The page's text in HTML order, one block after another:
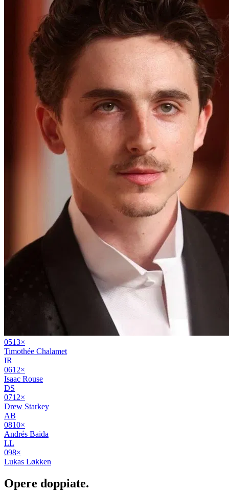
0513×
Timothée Chalamet
IR
0612×
Isaac Rouse
DS
0712×
Drew Starkey
AB
0810×
Andrés Baida
LL
098×
Lukas Løkken
Opere doppiate.